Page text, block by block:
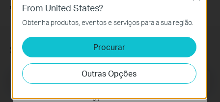
quality, and client condition.
Subscrição
Email Address Inscreva-se
From United States?
Obtenha produtos, eventos e serviços para a sua região.
Procurar
Outras Opções
Os cookies são necessários para o funcionamento do
website e não podem ser desativados nos seus
Cookies de Análise e Marketing
Os cookies de analise permite-nos analisar as suas
atividades no nosso website para melhorar e ajustar a
funcionalidade do nosso website.
O cookies de marketing podem ser definidos através do